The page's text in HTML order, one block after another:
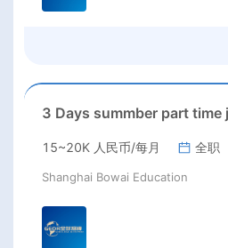
15~20K 人民币/每月 全职
Shanghai Bowai Education